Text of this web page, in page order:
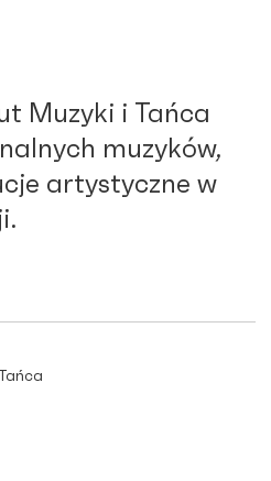
Muzyki i Tańca
muzyków,
artystyczne w